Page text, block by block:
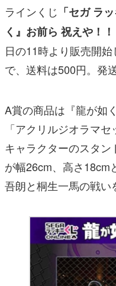
ラインくじ 「セガ ラ
く』お前ら 祝えや！
日の11時より販売開
で、送料は500円。発
A賞の商品は『龍が如
「アクリルジオラマ
キャラクターのスタ
が幅26cm、高さ18cm
吾朗と桐生一馬の戦い